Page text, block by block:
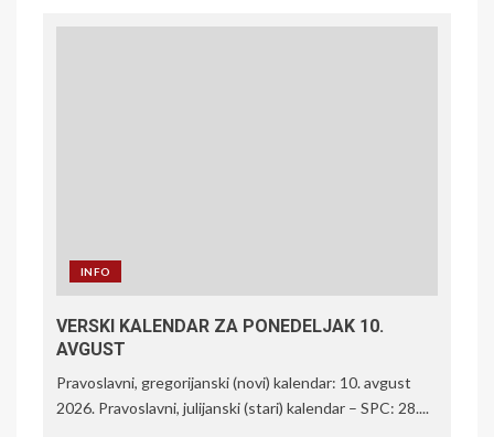
INFO
VERSKI KALENDAR ZA PONEDELJAK 10.
AVGUST
Pravoslavni, gregorijanski (novi) kalendar: 10. avgust
2026. Pravoslavni, julijanski (stari) kalendar – SPC: 28....